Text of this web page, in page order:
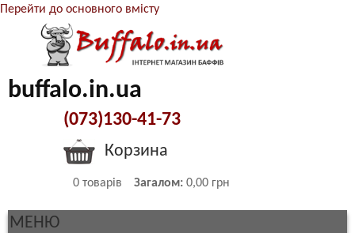
Перейти до основного вмісту
buffalo.in.ua
(073)130-41-73
Корзина
0 товарів Загалом: 0,00 грн
МЕНЮ